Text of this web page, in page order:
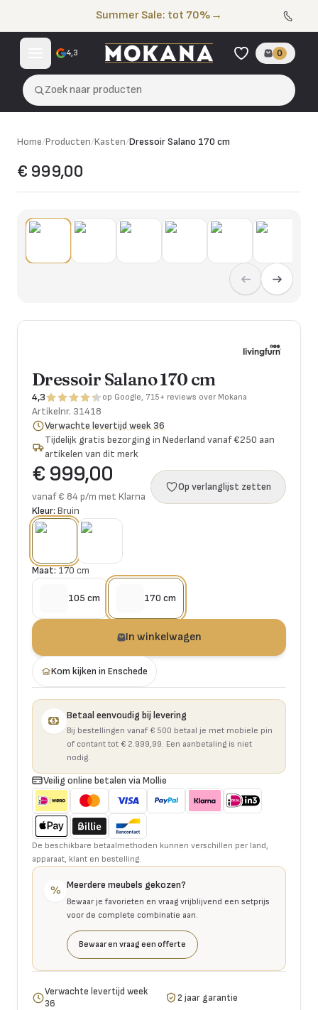
Summer Sale: tot 70% →
4,3 0
Zoek naar producten
Home/Producten/Kasten/Dressoir Salano 170 cm
€ 999,00
Dressoir Salano 170 cm
4,3 op Google, 715+ reviews over Mokana
Artikelnr. 31418
Verwachte levertijd week 36
Tijdelijk gratis bezorging in Nederland vanaf €250 aan
artikelen van dit merk
€ 999,00
vanaf € 84 p/m met Klarna
Op verlanglijst zetten
Kleur: Bruin
Maat:170 cm
105 cm 170 cm
In winkelwagen
Kom kijken in Enschede
Betaal eenvoudig bij levering
Bij bestellingen vanaf € 500 betaal je met mobiele pin
of contant tot € 2.999,99. Een aanbetaling is niet
nodig.
Veilig online betalen via Mollie
De beschikbare betaalmethoden kunnen verschillen per land,
apparaat, klant en bestelling.
% Meerdere meubels gekozen?
Bewaar je favorieten en vraag vrijblijvend een setprijs
voor de complete combinatie aan.
Bewaar en vraag een offerte
Verwachte levertijd week
36
2 jaar garantie